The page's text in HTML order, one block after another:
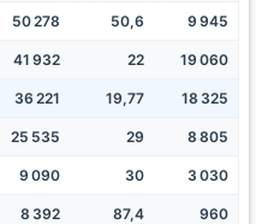
50 278 50,6 9 945
41 932 22 19 060
36 221 19,77 18 325
25 535 29 8 805
9 090 30 3 030
8 392 87,4 960